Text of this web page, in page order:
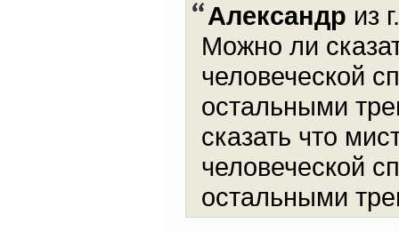
Александр из
Можно ли
человеческой
остальными
сказать что
человеческой
остальными